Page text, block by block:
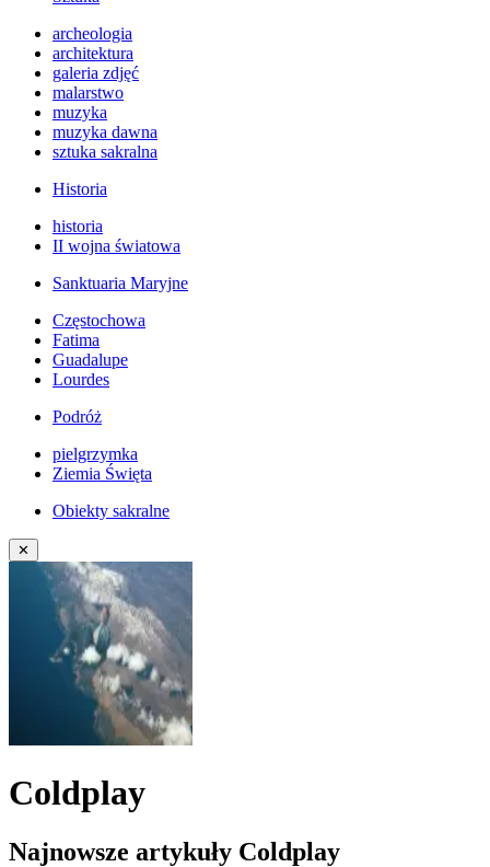
archeologia
architektura
galeria zdjęć
malarstwo
muzyka
muzyka dawna
sztuka sakralna
Historia
historia
II wojna światowa
Sanktuaria Maryjne
Częstochowa
Fatima
Guadalupe
Lourdes
Podróż
pielgrzymka
Ziemia Święta
Obiekty sakralne
✕
Coldplay
Najnowsze artykuły Coldplay